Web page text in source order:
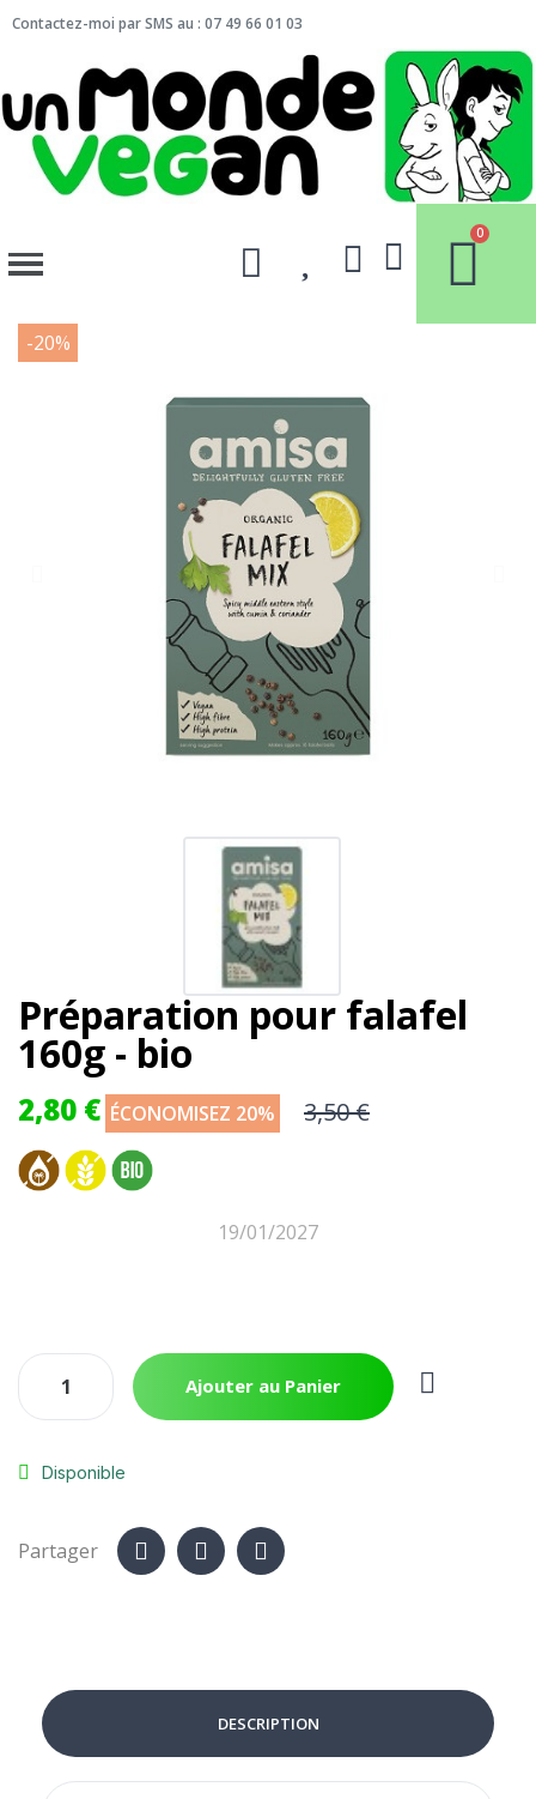
Contactez-moi par SMS au : 07 49 66 01 03
-20%
Préparation pour falafel
160g - bio
2,80 € ÉCONOMISEZ 20% 3,50 €
19/01/2027
Ajouter au Panier
Disponible
Partager
DESCRIPTION